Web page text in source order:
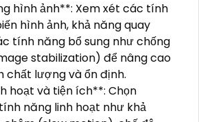
hình ảnh**: Xem xét các tính
hình ảnh, khả năng quay
tính năng bổ sung như chống
stabilization) để nâng cao
chất lượng và ổn định.
hoạt và tiện ích**: Chọn
năng linh hoạt như khả